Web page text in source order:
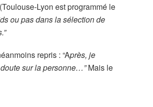
(Toulouse-Lyon est programmé le
ou pas dans la sélection de
repris : “Après, je
sur la personne…”Mais le